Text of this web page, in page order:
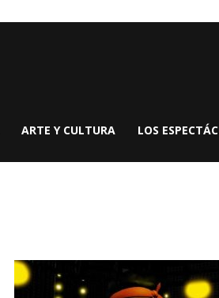
ARTE Y CULTURA LOS